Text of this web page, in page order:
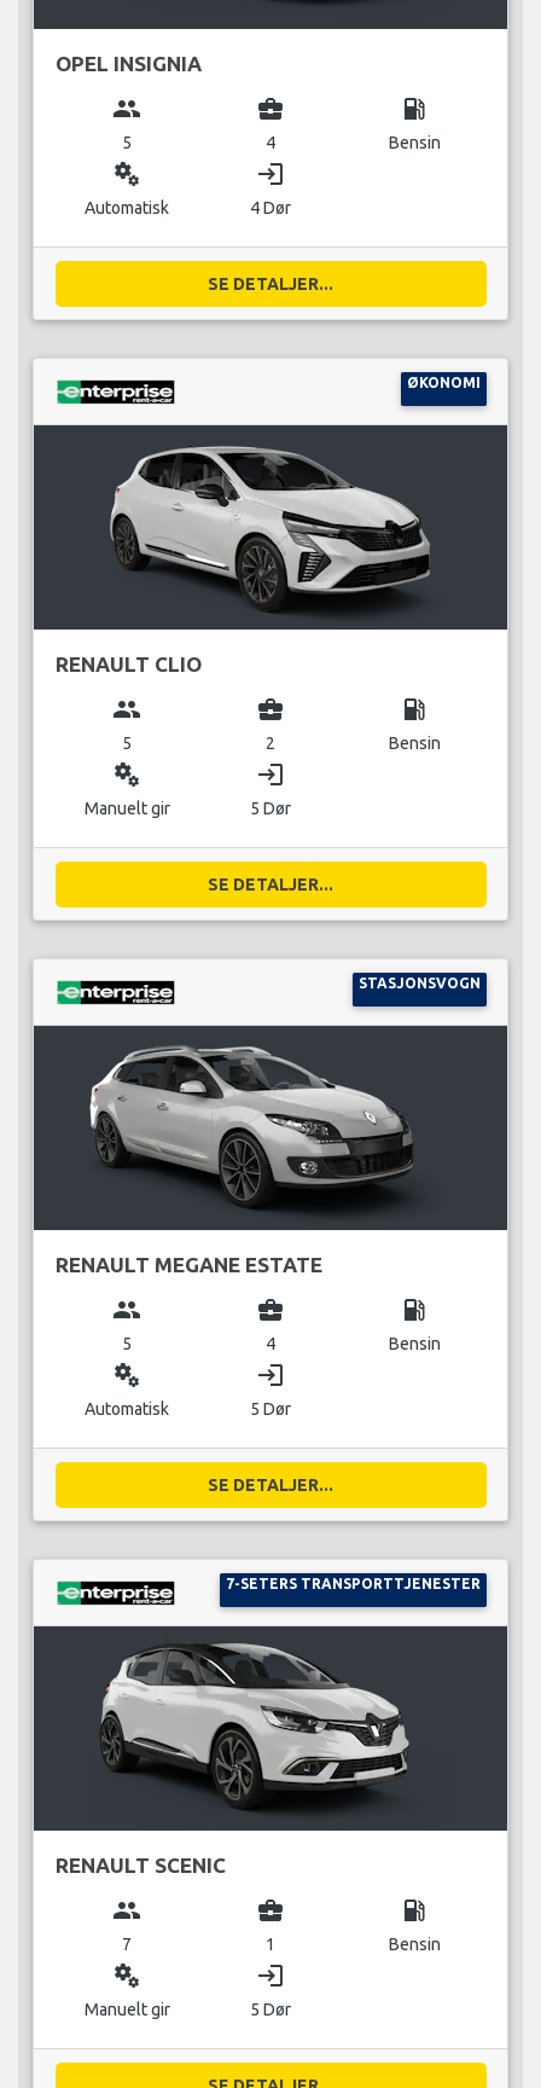
OPEL INSIGNIA
group
5
business_center
4
local_gas_station
Bensin
miscellaneous_services
Automatisk
login
4 Dør
SE DETALJER...
ØKONOMI
RENAULT CLIO
group
5
business_center
2
local_gas_station
Bensin
miscellaneous_services
Manuelt gir
login
5 Dør
SE DETALJER...
STASJONSVOGN
RENAULT MEGANE ESTATE
group
5
business_center
4
local_gas_station
Bensin
miscellaneous_services
Automatisk
login
5 Dør
SE DETALJER...
7-SETERS TRANSPORTTJENESTER
RENAULT SCENIC
group
7
business_center
1
local_gas_station
Bensin
miscellaneous_services
Manuelt gir
login
5 Dør